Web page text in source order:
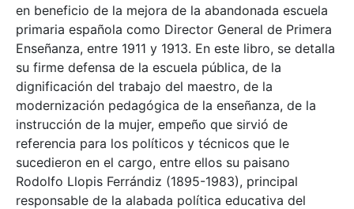
en beneficio de la mejora de la abandonada escuela
primaria española como Director General de Primera
Enseñanza, entre 1911 y 1913. En este libro, se detalla
su firme defensa de la escuela pública, de la
dignificación del trabajo del maestro, de la
modernización pedagógica de la enseñanza, de la
instrucción de la mujer, empeño que sirvió de
referencia para los políticos y técnicos que le
sucedieron en el cargo, entre ellos su paisano
Rodolfo Llopis Ferrándiz (1895-1983), principal
responsable de la alabada política educativa del